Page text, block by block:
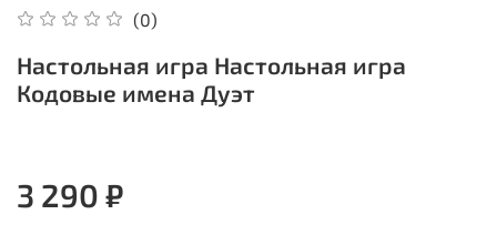
(0)
Настольная игра Настольная игра
Кодовые имена Дуэт
3 290 ₽